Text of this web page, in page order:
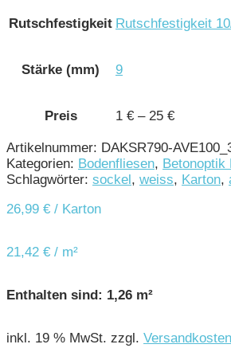
Rutschfestigkeit Rutschfestigkeit
Stärke (mm) 9
Preis 1 € – 25 €
Artikelnummer: DAKSR790-
Kategorien: Bodenfliesen, Betonoptik
Schlagwörter: sockel, weiss, Karton,
26,99 € / Karton
21,42 € / m²
Enthalten sind: 1,26 m²
inkl. 19 % MwSt. zzgl. Versandkosten